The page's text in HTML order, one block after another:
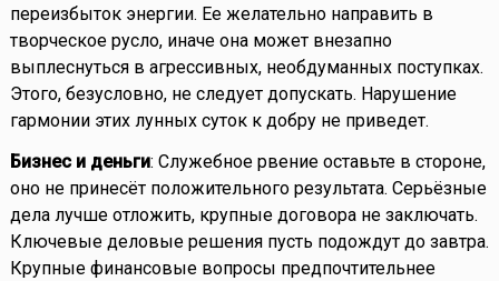
переизбыток энергии. Ее желательно направить в
творческое русло, иначе она может внезапно
выплеснуться в агрессивных, необдуманных поступках.
Этого, безусловно, не следует допускать. Нарушение
гармонии этих лунных суток к добру не приведет.
Бизнес и деньги: Служебное рвение оставьте в стороне,
оно не принесёт положительного результата. Серьёзные
дела лучше отложить, крупные договора не заключать.
Ключевые деловые решения пусть подождут до завтра.
Крупные финансовые вопросы предпочтительнее